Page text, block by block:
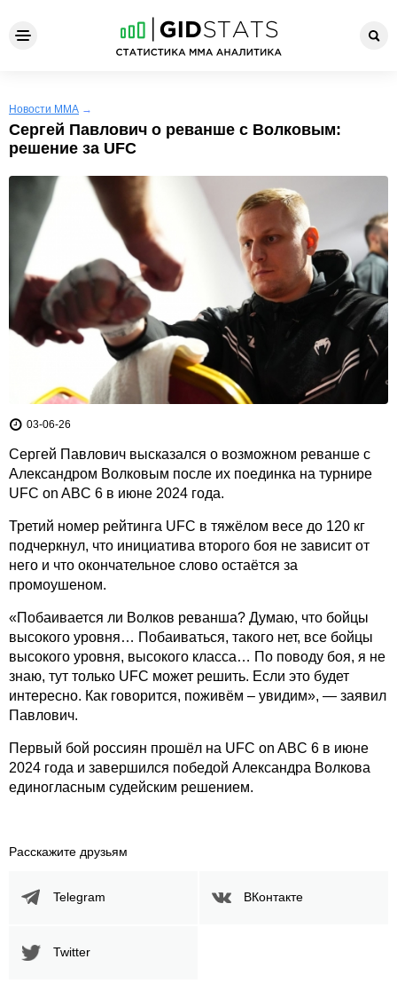
Новости ММА →
Сергей Павлович о реванше с Волковым:
решение за UFC
03-06-26
Сергей Павлович высказался о возможном реванше с
Александром Волковым после их поединка на турнире
UFC on ABC 6 в июне 2024 года.
Третий номер рейтинга UFC в тяжёлом весе до 120 кг
подчеркнул, что инициатива второго боя не зависит от
него и что окончательное слово остаётся за
промоушеном.
«Побаивается ли Волков реванша? Думаю, что бойцы
высокого уровня… Побаиваться, такого нет, все бойцы
высокого уровня, высокого класса… По поводу боя, я не
знаю, тут только UFC может решить. Если это будет
интересно. Как говорится, поживём – увидим», — заявил
Павлович.
Первый бой россиян прошёл на UFC on ABC 6 в июне
2024 года и завершился победой Александра Волкова
единогласным судейским решением.
Расскажите друзьям
Telegram ВКонтакте
Twitter